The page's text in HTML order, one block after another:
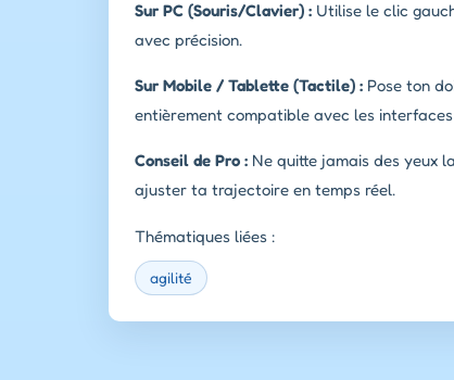
Sur PC (Souris/Clavier) : Utilise le clic
avec précision.
Sur Mobile / Tablette (Tactile) : Pose ton
entièrement compatible avec les
Conseil de Pro : Ne quitte jamais des yeux
ajuster ta trajectoire en temps réel.
Thématiques liées :
agilité